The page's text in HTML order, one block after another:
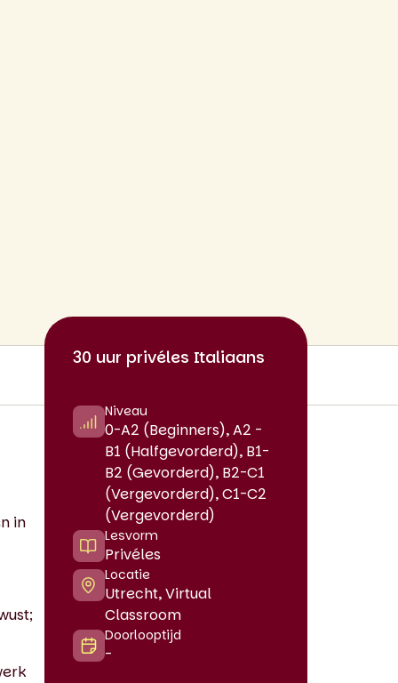
in
30 uur privéles Italiaans
Niveau
0-A2 (Beginners), A2 -
B1 (Halfgevorderd), B1-
B2 (Gevorderd), B2-C1
(Vergevorderd), C1-C2
(Vergevorderd)
Lesvorm
Privéles
Locatie
Utrecht, Virtual
Classroom
Doorlooptijd
-